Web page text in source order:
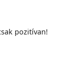
pozitívan!